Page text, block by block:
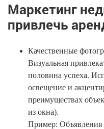
Маркетинг
привлечь
Качественные
Визуальная
половина успеха.
освещение и
преимуществах
из окна).
Пример: Объявления